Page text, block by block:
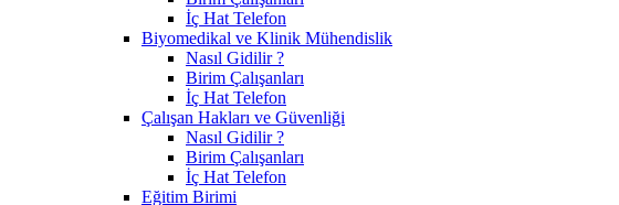
İç Hat Telefon
Biyomedikal ve Klinik Mühendislik
Nasıl Gidilir ?
Birim Çalışanları
İç Hat Telefon
Çalışan Hakları ve Güvenliği
Nasıl Gidilir ?
Birim Çalışanları
İç Hat Telefon
Eğitim Birimi